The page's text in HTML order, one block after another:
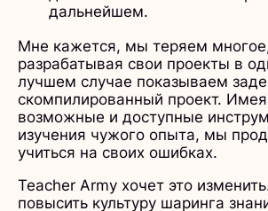
дальнейшем.
Мне кажется, мы теряем
разрабатывая свои проекты в
лучшем случае показываем
скомпилированный проект.
возможные и доступные
изучения чужого опыта, мы
учиться на своих ошибках.
Teacher Army хочет это
повысить культуру шаринга